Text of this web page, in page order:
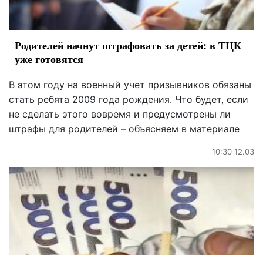
Родителей начнут штрафовать за детей: в ТЦК
уже готовятся
В этом году на военный учет призывников обязаны
стать ребята 2009 года рождения. Что будет, если
не сделать этого вовремя и предусмотрены ли
штрафы для родителей – объясняем в материале
10:30 12.03